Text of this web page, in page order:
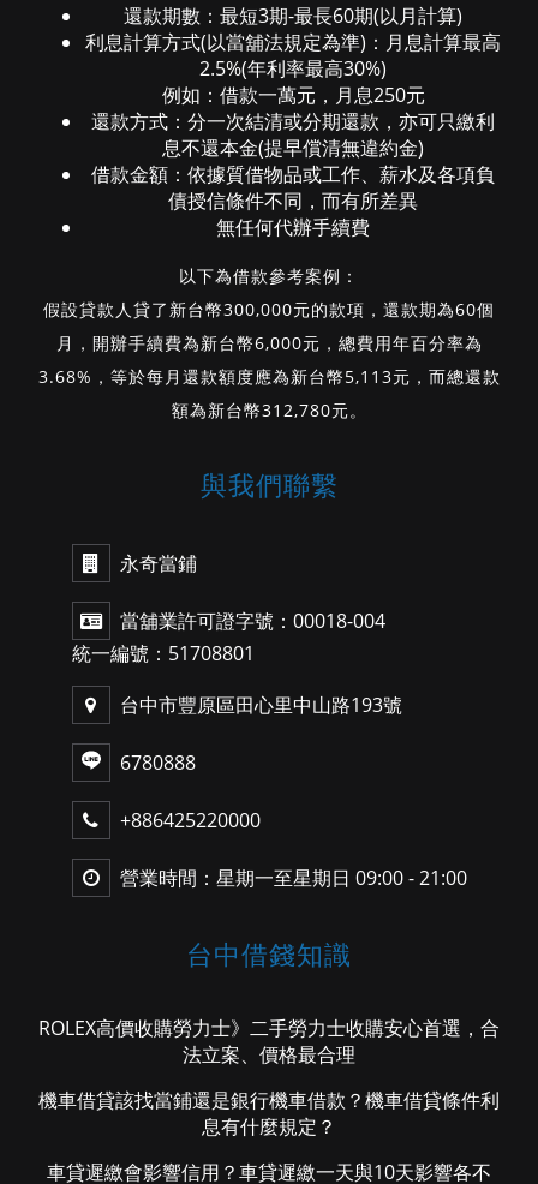
還款期數：最短3期-最長60期(以月計算)
利息計算方式(以當舖法規定為準)：月息計算最高
2.5%(年利率最高30%)
例如：借款一萬元，月息250元
還款方式：分一次結清或分期還款，亦可只繳利
息不還本金(提早償清無違約金)
借款金額：依據質借物品或工作、薪水及各項負
債授信條件不同，而有所差異
無任何代辦手續費
以下為借款參考案例：
假設貸款人貸了新台幣300,000元的款項，還款期為60個
月，開辦手續費為新台幣6,000元，總費用年百分率為
3.68%，等於每月還款額度應為新台幣5,113元，而總還款
額為新台幣312,780元。
與我們聯繫
永奇當鋪
當舖業許可證字號：00018-004
統一編號：51708801
台中市豐原區田心里中山路193號
6780888
+886425220000
營業時間：星期一至星期日 09:00 - 21:00
台中借錢知識
ROLEX高價收購勞力士》二手勞力士收購安心首選，合
法立案、價格最合理
機車借貸該找當鋪還是銀行機車借款？機車借貸條件利
息有什麼規定？
車貸遲繳會影響信用？車貸遲繳一天與10天影響各不